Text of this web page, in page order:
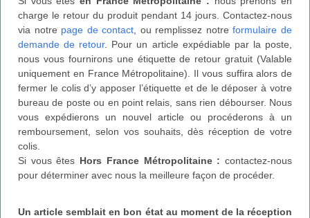
charge le retour du produit pendant 14 jours. Contactez-nous
via notre page de contact , ou remplissez notreformulaire de
demande de retour. Pour un article expédiable par la poste,
nous vous fournirons une étiquette de retour gratuit (Valable
uniquement en France Métropolitaine). Il vous suffira alors de
fermer le colis d’y apposer l’étiquette et de le déposer à votre
bureau de poste ou en point relais, sans rien débourser. Nous
vous expédierons un nouvel article ou procéderons à un
remboursement, selon vos souhaits, dès réception de votre
colis.
Si vous êtes Hors France Métropolitaine : contactez-nous
pour déterminer avec nous la meilleure façon de procéder.
Un article semblait en bon état au moment de la réception